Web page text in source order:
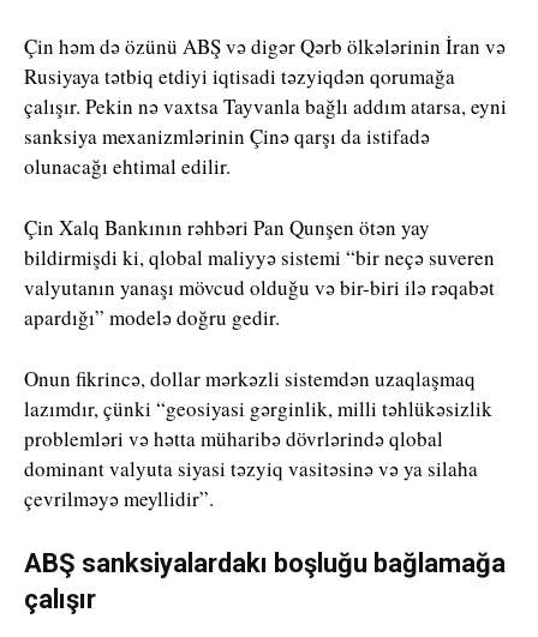
Çin həm də özünü ABŞ və digər Qərb ölkələrinin İran və
Rusiyaya tətbiq etdiyi iqtisadi təzyiqdən qorumağa
çalışır. Pekin nə vaxtsa Tayvanla bağlı addım atarsa, eyni
sanksiya mexanizmlərinin Çinə qarşı da istifadə
olunacağı ehtimal edilir.
Çin Xalq Bankının rəhbəri Pan Qunşen ötən yay
bildirmişdi ki, qlobal maliyyə sistemi “bir neçə suveren
valyutanın yanaşı mövcud olduğu və bir-biri ilə rəqabət
apardığı” modelə doğru gedir.
Onun fikrincə, dollar mərkəzli sistemdən uzaqlaşmaq
lazımdır, çünki “geosiyasi gərginlik, milli təhlükəsizlik
problemləri və hətta müharibə dövrlərində qlobal
dominant valyuta siyasi təzyiq vasitəsinə və ya silaha
çevrilməyə meyllidir”.
ABŞ sanksiyalardakı boşluğu bağlamağa
çalışır